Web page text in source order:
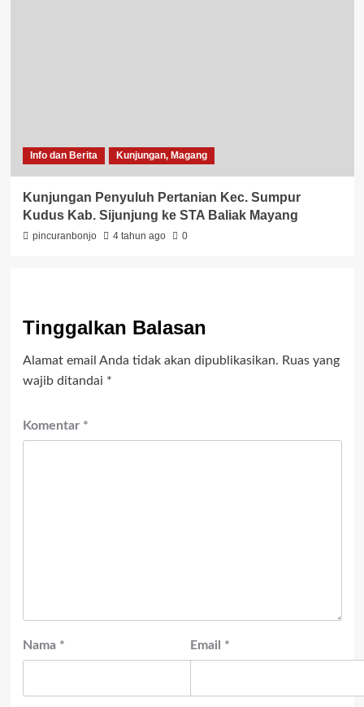
Info dan Berita Kunjungan, Magang
Kunjungan Penyuluh Pertanian Kec. Sumpur
Kudus Kab. Sijunjung ke STA Baliak Mayang
pincuranbonjo 4 tahun ago 0
Tinggalkan Balasan
Alamat email Anda tidak akan dipublikasikan. Ruas yang
wajib ditandai *
Komentar *
Nama * Email *